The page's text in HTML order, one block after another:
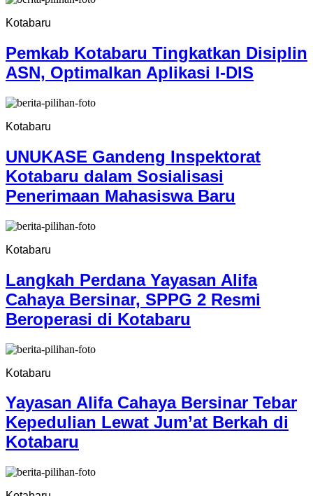
Kotabaru
Pemkab Kotabaru Tingkatkan Disiplin
ASN, Optimalkan Aplikasi I-DIS
Kotabaru
UNUKASE Gandeng Inspektorat
Kotabaru dalam Sosialisasi
Penerimaan Mahasiswa Baru
Kotabaru
Langkah Perdana Yayasan Alifa
Cahaya Bersinar, SPPG 2 Resmi
Beroperasi di Kotabaru
Kotabaru
Yayasan Alifa Cahaya Bersinar Tebar
Kepedulian Lewat Jum’at Berkah di
Kotabaru